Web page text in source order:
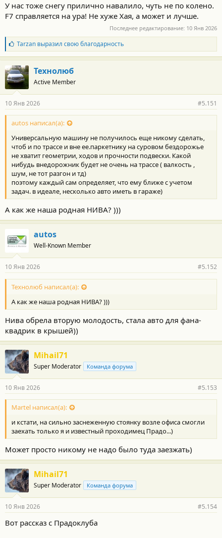
У нас тоже снегу прилично навалило, чуть не по колено.
F7 справляется на ура! Не хуже Хая, а может и лучше.
Последнее редактирование: 10 Янв 2026
Б
л
а
г
о
д
а
н
о
с
и
:
Tarzanвыразил свою благодарность
Технолюб
Active Member
10 Янв 2026 #5.151
autos написал(а):
Универсальную машину не получилось еще никому сделать,
чтоб и по трассе и вне ее.паркетнику на суровом бездорожье
не хватит геометрии, ходов и прочности подвески. Какой
нибудь внедорожник будет не очень на трассе ( валкость ,
шум, не тот разгон и тд)
поэтому каждый сам определяет, что ему ближе с учетом
задач. в идеале, несколько авто иметь в гараже)
А как же наша родная НИВА? )))
autos
Well-Known Member
10 Янв 2026 #5.152
Технолюб написал(а):
А как же наша родная НИВА? )))
Нива обрела вторую молодость, стала авто для фана-
квадрик в крышей))
Mihail71
Super Moderator Команда форума
10 Янв 2026 #5.153
Martel написал(а):
и кстати, на сильно заснеженную стоянку возле офиса смогли
заехать только я и известный проходимец Прадо...)
Может просто никому не надо было туда заезжать)
Mihail71
Super Moderator Команда форума
10 Янв 2026 #5.154
Вот рассказ с Прадоклуба